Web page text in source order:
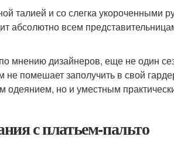
талией и со слегка укороченными
абсолютно всем
мнению дизайнеров, еще не один
помешает заполучить в свой
одеянием, но и уместным
с платьем-пальто